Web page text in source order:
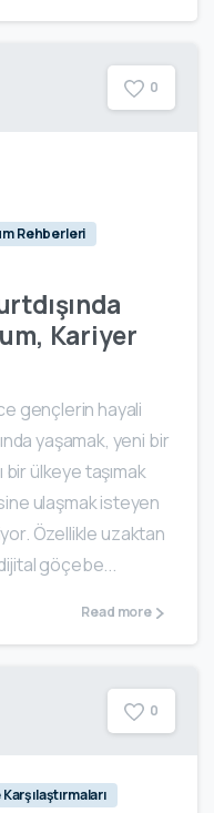
0
Rehberleri
Kariyer
gençlerin hayali
yaşamak, yeni bir
bir ülkeye taşımak
ulaşmak isteyen
Özellikle uzaktan
dijital göçebe...
Read more
0